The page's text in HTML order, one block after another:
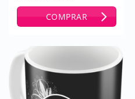
COMPRAR